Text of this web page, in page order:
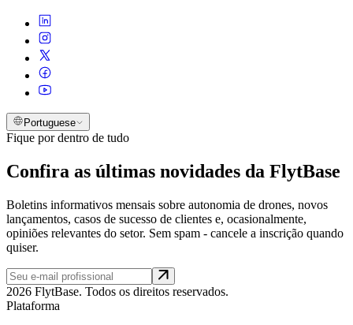
Portuguese
Fique por dentro de tudo
Confira as últimas novidades da FlytBase
Boletins informativos mensais sobre autonomia de drones, novos
lançamentos, casos de sucesso de clientes e, ocasionalmente,
opiniões relevantes do setor. Sem spam - cancele a inscrição quando
quiser.
2026 FlytBase. Todos os direitos reservados.
Plataforma